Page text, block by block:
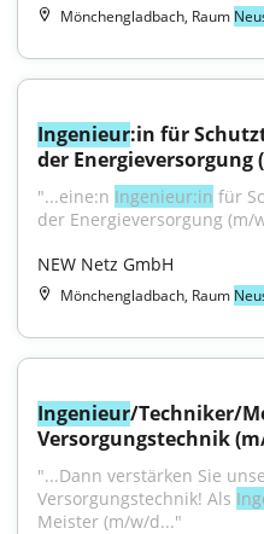
Mönchengladbach, Raum
Ingenieur:in für
der Energieversorgung
"...eine:n Ingenieur:in für
der Energieversorgung (m/
NEW Netz GmbH
Mönchengladbach, Raum
Ingenieur/Techniker/
Versorgungstechnik
"...Dann verstärken Sie
Versorgungstechnik! Als
Meister (m/w/d..."